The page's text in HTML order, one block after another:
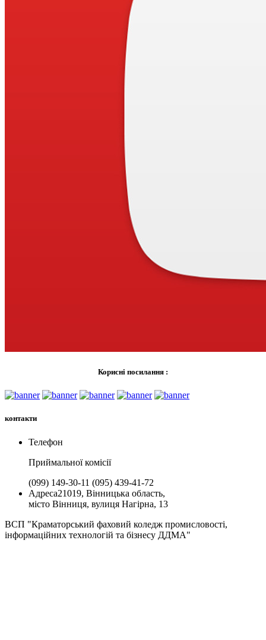
Корисні посилання :
контакти
Телефон
Приймальної комiсії
(099) 149-30-11 (095) 439-41-72
Адреса21019, Вінницька область,
місто Вінниця, вулиця Нагірна, 13
ВСП "Краматорський фаховий коледж промисловості,
інформаційних технологій та бізнесу ДДМА"